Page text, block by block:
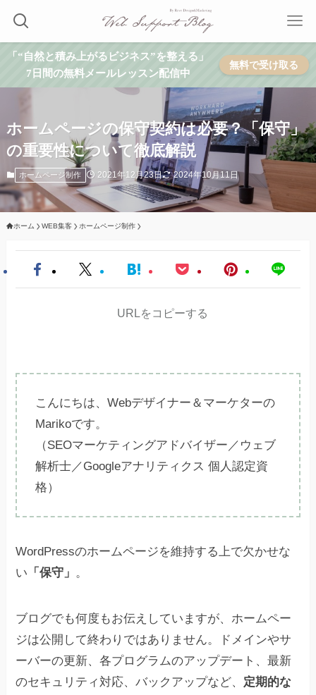
「“自然と積み上がるビジネス”を整える」
7日間の無料メールレッスン配信中
無料で受け取る
ホームページの保守契約は必要？「保守」
の重要性について徹底解説
ホームページ制作 2021年12月23日 2024年10月11日
ホーム WEB集客 ホームページ制作
URLをコピーする
こんにちは、Webデザイナー＆マーケターの
Marikoです。
（SEOマーケティングアドバイザー／ウェブ
解析士／Googleアナリティクス 個人認定資
格）
WordPressのホームページを維持する上で欠かせな
い 「保守」 。
ブログでも何度もお伝えしていますが、ホームペー
ジは公開して終わりではありません。ドメインやサ
ーバーの更新、各プログラムのアップデート、最新
のセキュリティ対応、バックアップなど、 定期的な